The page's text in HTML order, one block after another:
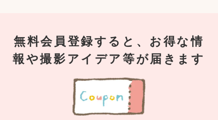
無料会員登録すると、お得な情
報や撮影アイデア等が届きます